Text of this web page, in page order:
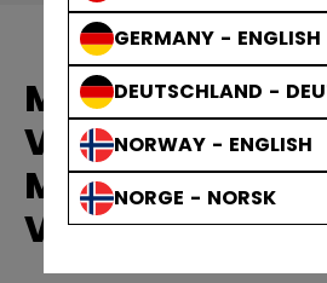
GERMANY - ENGLISH
DEUTSCHLAND -
NORWAY - ENGLISH
NORGE - NORSK
MAALIVAHDIN
VARUSTELAUKUT
MAALIVAHDIN
VARUSTEKASSI